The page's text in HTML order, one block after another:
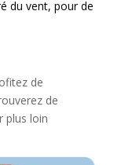
du vent, pour de
de
de
plus loin